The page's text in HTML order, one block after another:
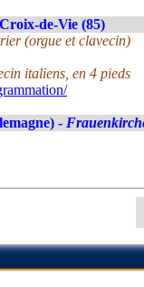
de-Vie (85)
(orgue et clavecin)
italiens, en 4 pieds
-